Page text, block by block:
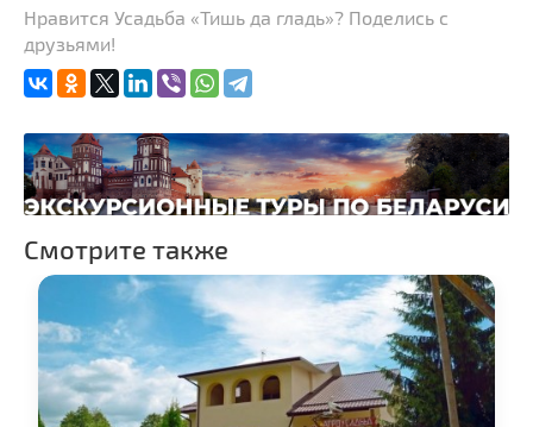
Нравится Усадьба «Тишь да гладь»? Поделись с
друзьями!
Смотрите также